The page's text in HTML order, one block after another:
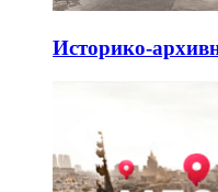
Историко-